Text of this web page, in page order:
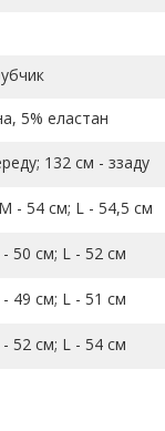
5% еластан
132 см - ззаду
- 54 см; L - 54,5 см
50 см; L - 52 см
49 см; L - 51 см
52 см; L - 54 см